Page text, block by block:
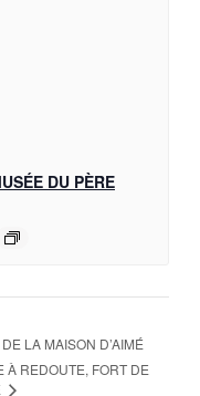
DU PÈRE
LA MAISON D’AIMÉ
À REDOUTE, FORT DE